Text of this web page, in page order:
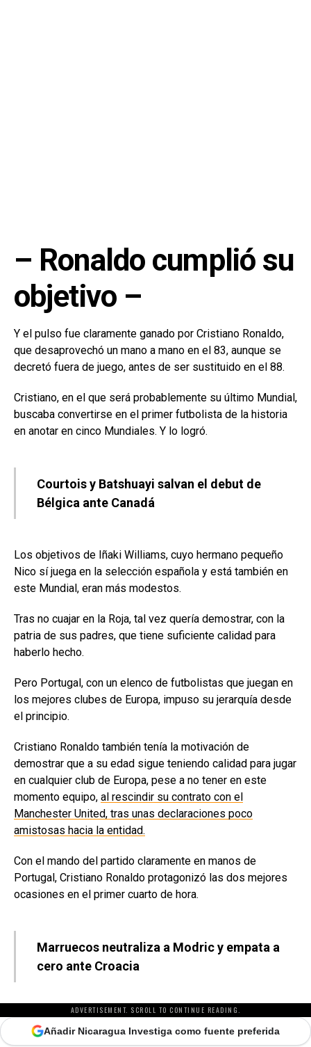
– Ronaldo cumplió su
objetivo –
Y el pulso fue claramente ganado por Cristiano Ronaldo,
que desaprovechó un mano a mano en el 83, aunque se
decretó fuera de juego, antes de ser sustituido en el 88.
Cristiano, en el que será probablemente su último Mundial,
buscaba convertirse en el primer futbolista de la historia
en anotar en cinco Mundiales. Y lo logró.
Courtois y Batshuayi salvan el debut de
Bélgica ante Canadá
Los objetivos de Iñaki Williams, cuyo hermano pequeño
Nico sí juega en la selección española y está también en
este Mundial, eran más modestos.
Tras no cuajar en la Roja, tal vez quería demostrar, con la
patria de sus padres, que tiene suficiente calidad para
haberlo hecho.
Pero Portugal, con un elenco de futbolistas que juegan en
los mejores clubes de Europa, impuso su jerarquía desde
el principio.
Cristiano Ronaldo también tenía la motivación de
demostrar que a su edad sigue teniendo calidad para jugar
en cualquier club de Europa, pese a no tener en este
momento equipo, al rescindir su contrato con el
Manchester United, tras unas declaraciones poco
amistosas hacia la entidad.
Con el mando del partido claramente en manos de
Portugal, Cristiano Ronaldo protagonizó las dos mejores
ocasiones en el primer cuarto de hora.
Marruecos neutraliza a Modric y empata a
cero ante Croacia
ADVERTISEMENT. SCROLL TO CONTINUE READING.
Añadir Nicaragua Investiga como fuente preferida